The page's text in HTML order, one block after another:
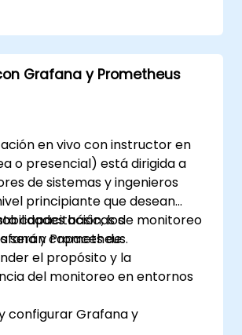
Grafana y Prometheus
en vivo con instructor en
o presencial) está dirigida a
de sistemas y ingenieros
principiante que desean
básicas de monitoreo
y Prometheus.
capacitación, los
serán capaces de:
el propósito y la
del monitoreo en entornos
configurar Grafana y